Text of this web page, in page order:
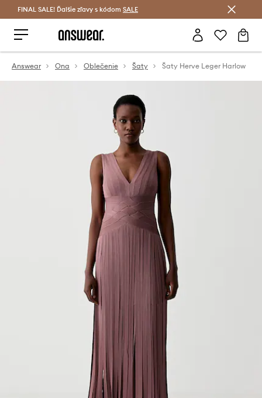
Šetrite s Answear Club >
FINAL SALE! Ďalšie zľavy s kódom SALE
Answear Ona Oblečenie Šaty Šaty Herve Leger Harlow